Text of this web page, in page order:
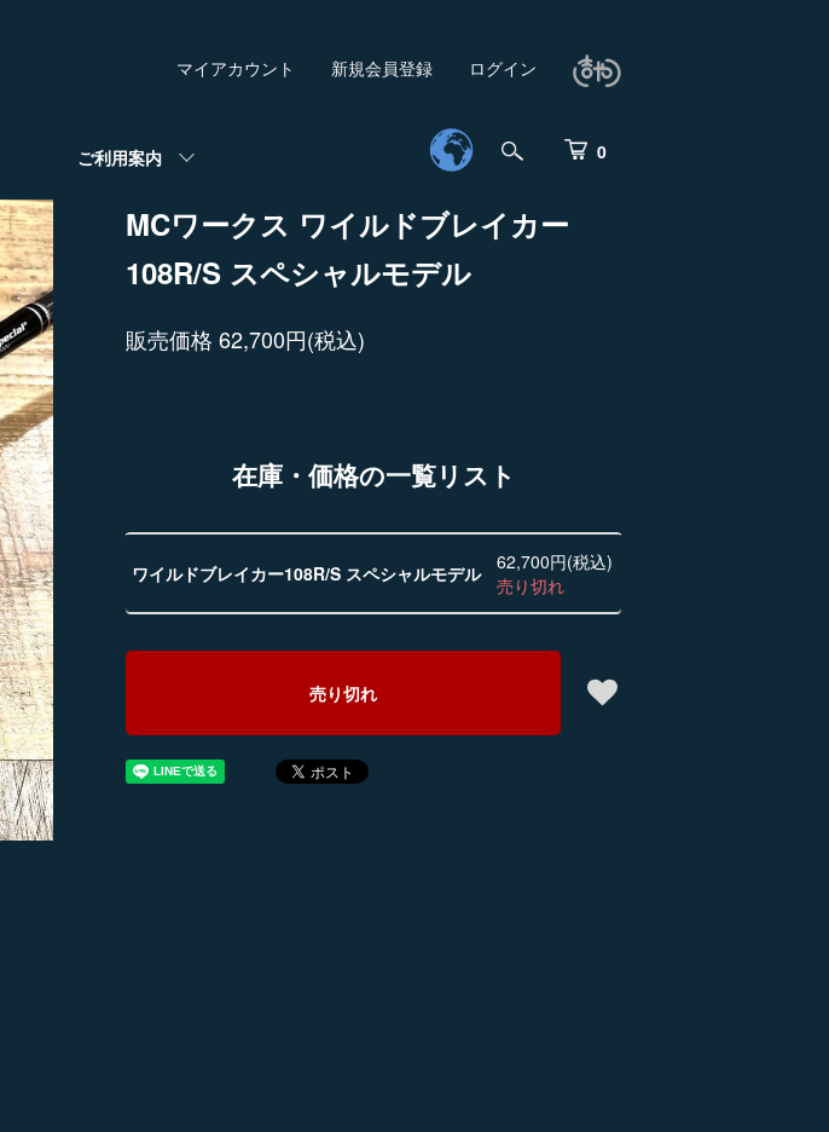
0
ご利用案内
マイアカウント 新規会員登録 ログイン
MCワークス ワイルドブレイカー
108R/S スペシャルモデル
販売価格 62,700円(税込)
在庫・価格の一覧リスト
ワイルドブレイカー108R/S スペシャルモデル
62,700円(税込)
売り切れ
売り切れ